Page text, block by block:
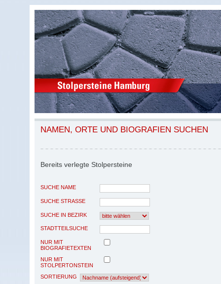
NAMEN, ORTE UND BIOGRAFIEN SUCHEN
Bereits verlegte Stolpersteine
SUCHE NAME
SUCHE STRASSE
SUCHE IN BEZIRK
STADTTEILSUCHE
NUR MIT
BIOGRAFIETEXTEN
NUR MIT
STOLPERTONSTEIN
SORTIERUNG